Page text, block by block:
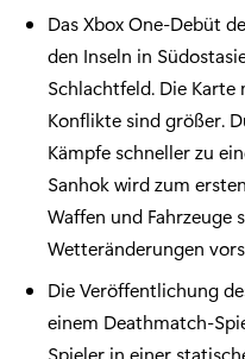
Das Xbox One-Debüt
den Inseln in
Schlachtfeld. Die Karte
Konflikte sind größer.
Kämpfe schneller zu
Sanhok wird zum
Waffen und Fahrzeuge
Wetteränderungen
Die Veröffentlichung
einem Deathmatch-
Spieler in einer